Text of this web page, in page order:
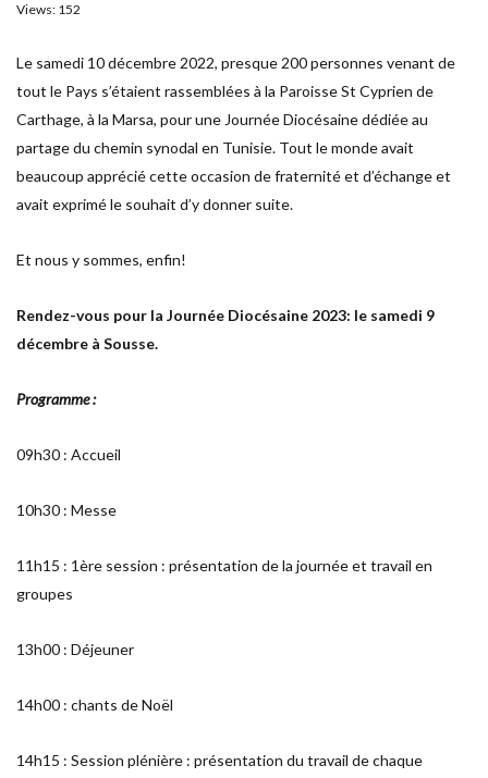
Views: 152
Le samedi 10 décembre 2022, presque 200 personnes venant de
tout le Pays s’étaient rassemblées à la Paroisse St Cyprien de
Carthage, à la Marsa, pour une Journée Diocésaine dédiée au
partage du chemin synodal en Tunisie. Tout le monde avait
beaucoup apprécié cette occasion de fraternité et d’échange et
avait exprimé le souhait d’y donner suite.
Et nous y sommes, enfin!
Rendez-vous pour la Journée Diocésaine 2023: le samedi 9
décembre à Sousse.
Programme :
09h30 : Accueil
10h30 : Messe
11h15 : 1ère session : présentation de la journée et travail en
groupes
13h00 : Déjeuner
14h00 : chants de Noël
14h15 : Session plénière : présentation du travail de chaque